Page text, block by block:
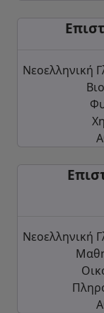
Νεοελληνική
Νεοελληνική